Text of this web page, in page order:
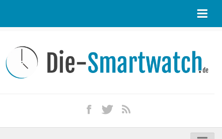
Kontakt / Tipp geben
Impressum
iPhone kaufen